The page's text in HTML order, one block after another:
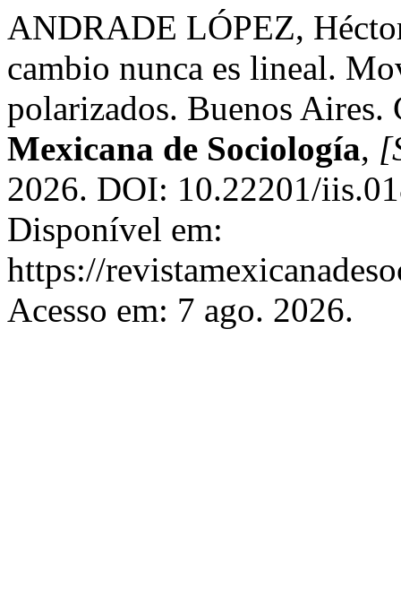
ANDRADE LÓPEZ,
cambio nunca es lineal.
polarizados. Buenos
Mexicana de Sociología,
2026. DOI: 10.22201/
Disponível em:
https://
Acesso em: 7 ago. 2026.